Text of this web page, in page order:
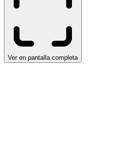
Ver en pantalla completa